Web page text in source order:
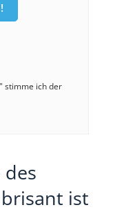
stimme ich der
ist